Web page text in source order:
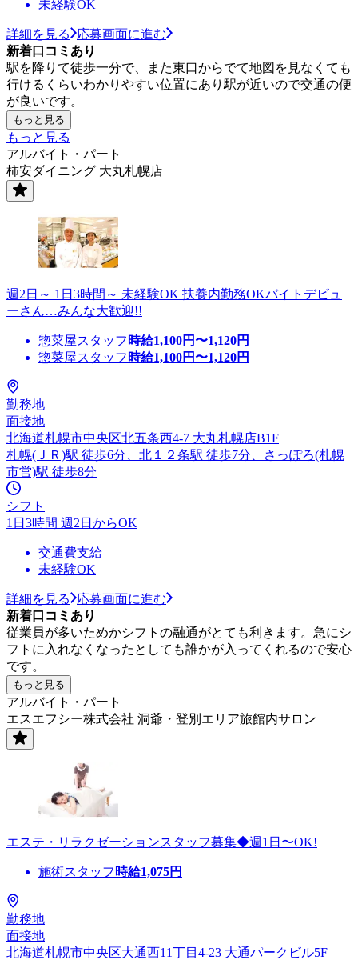
未経験OK
詳細を見る
応募画面に進む
新着口コミあり
駅を降りて徒歩一分で、また東口からでて地図を見なくても
行けるくらいわかりやすい位置にあり駅が近いので交通の便
が良いです。
もっと見る
もっと見る
アルバイト・パート
柿安ダイニング 大丸札幌店
週2日～ 1日3時間～ 未経験OK 扶養内勤務OKバイトデビュ
ーさん…みんな大歓迎!!
惣菜屋スタッフ 時給1,100円〜1,120円
惣菜屋スタッフ 時給1,100円〜1,120円
勤務地
面接地
北海道札幌市中央区北五条西4-7 大丸札幌店B1F
札幌(ＪＲ)駅 徒歩6分、北１２条駅 徒歩7分、さっぽろ(札幌
市営)駅 徒歩8分
シフト
1日3時間 週2日からOK
交通費支給
未経験OK
詳細を見る
応募画面に進む
新着口コミあり
従業員が多いためかシフトの融通がとても利きます。急にシ
フトに入れなくなったとしても誰かが入ってくれるので安心
です。
もっと見る
アルバイト・パート
エスエフシー株式会社 洞爺・登別エリア旅館内サロン
エステ・リラクゼーションスタッフ募集◆週1日〜OK!
施術スタッフ 時給1,075円
勤務地
面接地
北海道札幌市中央区大通西11丁目4-23 大通パークビル5F